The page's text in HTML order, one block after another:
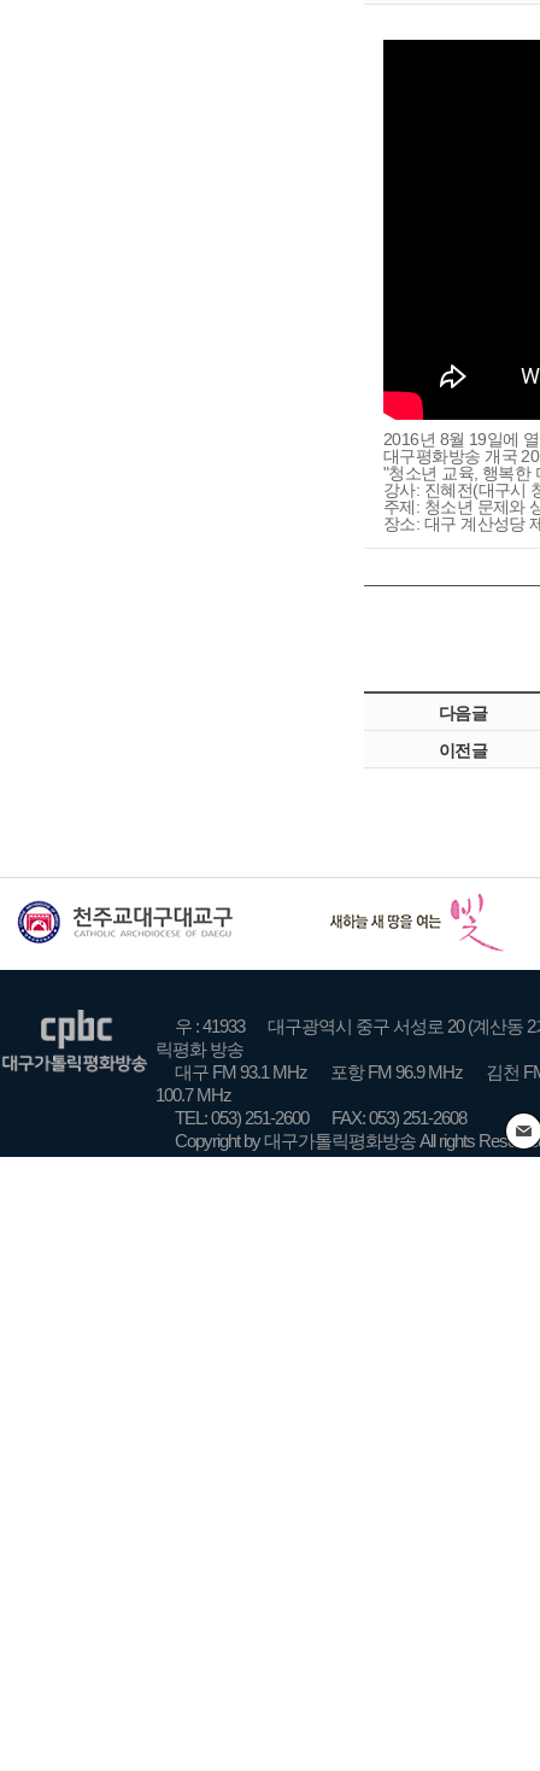
2016년 8월 19일에
대구평화방송 개국
"청소년 교육, 행복한
강사: 진혜전(대구시
주제: 청소년 문제와
장소: 대구 계산성당
다음글
이전글
우 : 41933
대구광역시 중구 서성로 20 (계산동 2
릭평화 방송
대구 FM 93.1 MHz
포항 FM 96.9 MHz
김천
100.7 MHz
TEL: 053) 251-2600
FAX: 053) 251-2608
Copyright by 대구가톨릭평화방송 All rights